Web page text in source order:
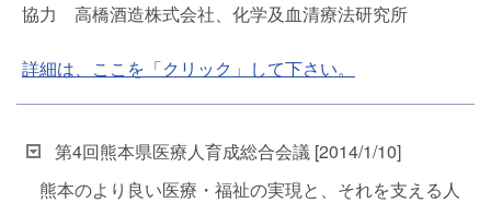
協力 高橋酒造株式会社、化学及血清療法研究所
詳細は、ここを「クリック」して下さい。
第4回熊本県医療人育成総合会議 [2014/1/10]
熊本のより良い医療・福祉の実現と、それを支える人